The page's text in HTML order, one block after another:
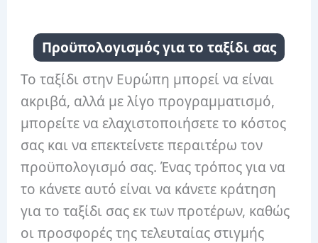
Προϋπολογισμός για το ταξίδι σας
Το ταξίδι στην Ευρώπη μπορεί να είναι
ακριβά, αλλά με λίγο προγραμματισμό,
μπορείτε να ελαχιστοποιήσετε το κόστος
σας και να επεκτείνετε περαιτέρω τον
προϋπολογισμό σας. Ένας τρόπος για να
το κάνετε αυτό είναι να κάνετε κράτηση
για το ταξίδι σας εκ των προτέρων, καθώς
οι προσφορές της τελευταίας στιγμής